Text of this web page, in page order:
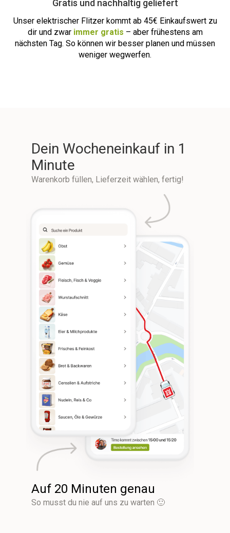
Gratis und nachhaltig geliefert
Unser elektrischer Flitzer kommt ab 45€ Einkaufswert zu
dir und zwar immer gratis – aber frühestens am
nächsten Tag. So können wir besser planen und müssen
weniger wegwerfen.
Dein Wocheneinkauf in 1
Minute
Warenkorb füllen, Lieferzeit wählen, fertig!
Auf 20 Minuten genau
So musst du nie auf uns zu warten 🙂